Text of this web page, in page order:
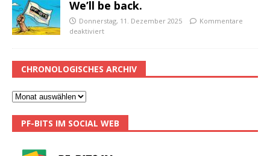
We’ll be back.
Donnerstag, 11. Dezember 2025
Kommentare
deaktiviert
CHRONOLOGISCHES ARCHIV
PF-BITS IM SOCIAL WEB